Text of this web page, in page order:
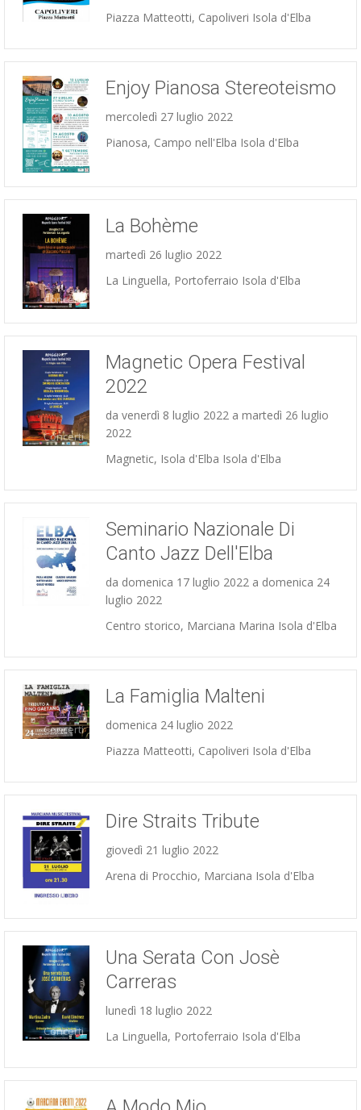
Concerti
Piazza Matteotti, Capoliveri Isola d'Elba
Concerti
Enjoy Pianosa Stereoteismo
mercoledì 27 luglio 2022
Pianosa, Campo nell'Elba Isola d'Elba
Concerti
La Bohème
martedì 26 luglio 2022
La Linguella, Portoferraio Isola d'Elba
Concerti
Magnetic Opera Festival
2022
da venerdì 8 luglio 2022 a martedì 26 luglio
2022
Magnetic, Isola d'Elba Isola d'Elba
Concerti
Seminario Nazionale Di
Canto Jazz Dell'Elba
da domenica 17 luglio 2022 a domenica 24
luglio 2022
Centro storico, Marciana Marina Isola d'Elba
Concerti
La Famiglia Malteni
domenica 24 luglio 2022
Piazza Matteotti, Capoliveri Isola d'Elba
Concerti
Dire Straits Tribute
giovedì 21 luglio 2022
Arena di Procchio, Marciana Isola d'Elba
Concerti
Una Serata Con Josè
Carreras
lunedì 18 luglio 2022
La Linguella, Portoferraio Isola d'Elba